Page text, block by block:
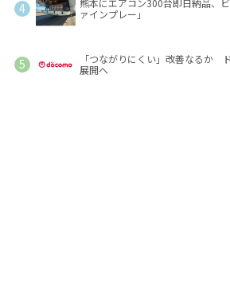
熊本にエアコン300台即日納品、
ァインプレー」
「つながりにくい」改善なるか
展開へ